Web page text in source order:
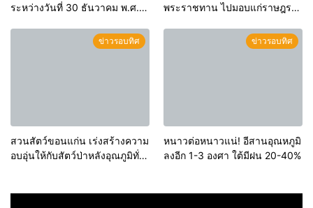
ระหว่างวันที่ 30 ธันวาคม พ.ศ.
พระราชทาน ไปมอบแก่ราษฎรที่
ข่าวรอบทิศ
สวนสัตว์ขอนแก่น เร่งสร้างความ
อบอุ่นให้กับสัตว์ป่าหลังอุณภูมิทั่ว
ข่าวรอบทิศ
หนาวต่อหนาวแน่! อีสานอุณหภูมิ
ลงอีก 1-3 องศา ใต้มีฝน 20-40%